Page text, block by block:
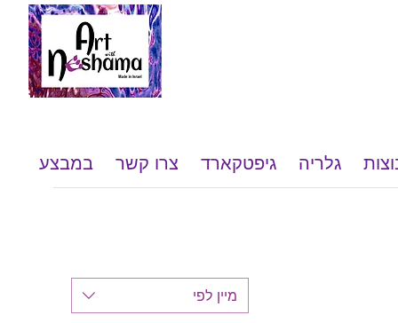
גלריה גיפטקארד צרו קשר במבצע
מיין לפי